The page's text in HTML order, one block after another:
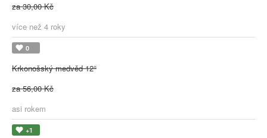
za 30,00 Kč
více než 4 roky
0
Krkonošský medvěd 12°
za 56,00 Kč
asi rokem
+1